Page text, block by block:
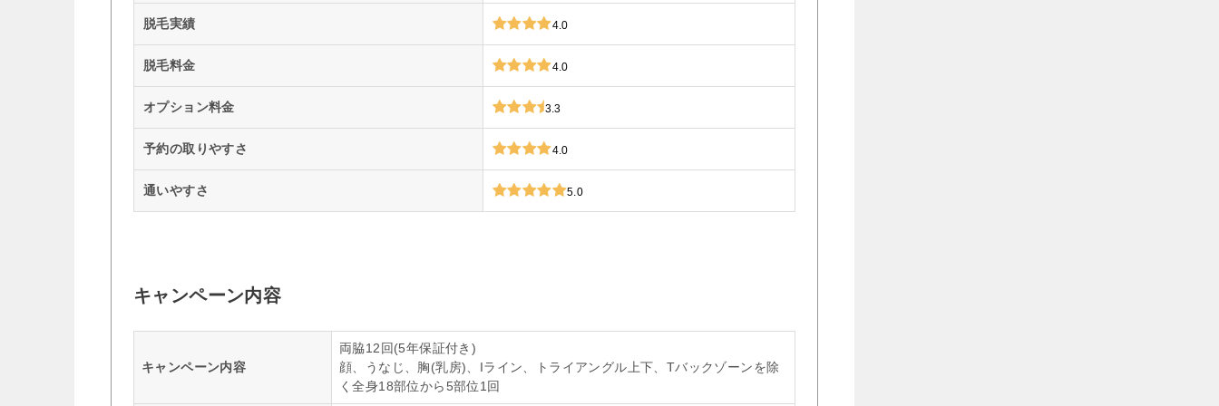
脱毛実績 4.0
脱毛料金 4.0
オプション料金 3.3
予約の取りやすさ 4.0
通いやすさ 5.0
キャンペーン内容
キャンペーン内容
両脇12回(5年保証付き)
顔、うなじ、胸(乳房)、Iライン、トライアングル上下、Tバックゾーンを除
く全身18部位から5部位1回